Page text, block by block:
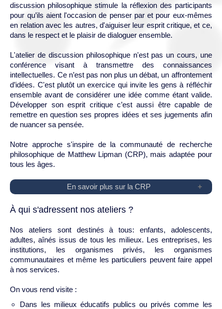
discussion philosophique stimule la réflexion des participants
pour qu’ils aient l'occasion de penser par et pour eux-mêmes
en relation avec les autres, d'aiguiser leur esprit critique, et ce,
dans le respect et le plaisir de dialoguer ensemble.
L'atelier de discussion philosophique n'est pas un cours, une
conférence visant à transmettre des connaissances
intellectuelles. Ce n’est pas non plus un débat, un affrontement
d’idées. C'est plutôt un exercice qui invite les gens à réfléchir
ensemble avant de considérer une idée comme étant valide.
Développer son esprit critique c’est aussi être capable de
remettre en question ses propres idées et ses jugements afin
de nuancer sa pensée.
Notre approche s'inspire de la communauté de recherche
philosophique de Matthew Lipman (CRP), mais adaptée pour
tous les âges.
En savoir plus sur la CRP
À qui s'adressent nos ateliers ?
Nos ateliers sont destinés à tous: enfants, adolescents,
adultes, aînés issus de tous les milieux. Les entreprises, les
institutions, les organismes privés, les organismes
communautaires et même les particuliers peuvent faire appel
à nos services.
On vous rend visite :
Dans les milieux éducatifs publics ou privés comme les